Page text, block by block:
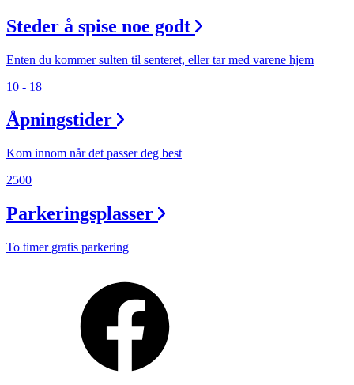
Steder å spise noe godt
Enten du kommer sulten til senteret, eller tar med varene hjem
10 - 18
Åpningstider
Kom innom når det passer deg best
2500
Parkeringsplasser
To timer gratis parkering